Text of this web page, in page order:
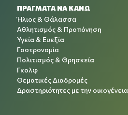
ΠΡΑΓΜΑΤΑ ΝΑ ΚΑΝΩ
Ήλιος & Θάλασσα
Αθλητισμός & Προπόνηση
Υγεία & Ευεξία
Γαστρονομία
Πολιτισμός & Θρησκεία
Γκολφ
Θεματικές Διαδρομές
Δραστηριότητες με την οικογένεια